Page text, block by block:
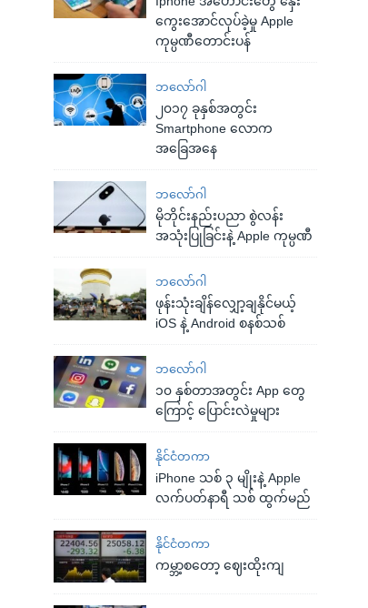
ကွေးအောင်လုပ်ခဲ့မှု Apple
ကုမ္ပဏီတောင်းပန်
ဘလော်ဂါ
၂၀၁၇ ခုနှစ်အတွင်း
Smartphone လောက
အခြေအနေ
ဘလော်ဂါ
မိုဘိုင်းနည်းပညာ စွဲလန်း
အသုံးပြုခြင်းနဲ့ Apple ကုမ္ပဏီ
ဘလော်ဂါ
ဖုန်းသုံးချိန်လျှော့ချနိုင်မယ့်
iOS နဲ့ Android စနစ်သစ်
ဘလော်ဂါ
၁၀ နှစ်တာအတွင်း App တွေ
ကြောင့် ပြောင်းလဲမှုများ
နိုင်ငံတကာ
iPhone သစ် ၃ မျိုးနဲ့ Apple
လက်ပတ်နာရီ သစ် ထွက်မည်
နိုင်ငံတကာ
ကမ္ဘာ့စတော့ ဈေးထိုးကျ